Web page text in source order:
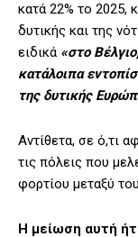
κατά 22% το 2025,
δυτικής και της
ειδικά «στο
κατάλοιπα
της δυτικής
Αντίθετα, σε ό,τι
τις πόλεις που
φορτίου μεταξύ
Η μείωση αυτή